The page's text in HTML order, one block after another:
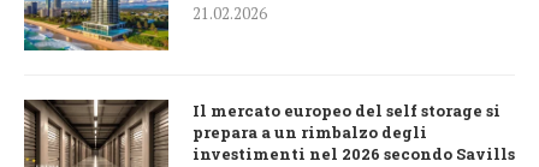
21.02.2026
Il mercato europeo del self storage si
prepara a un rimbalzo degli
investimenti nel 2026 secondo Savills